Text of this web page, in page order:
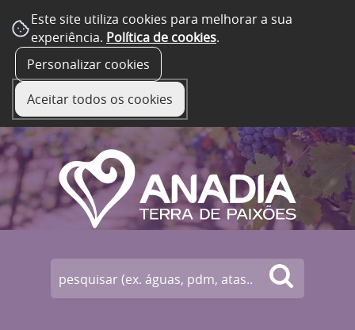
Este site utiliza cookies para melhorar a sua
experiência. Política de cookies.
Personalizar cookies
Aceitar todos os cookies